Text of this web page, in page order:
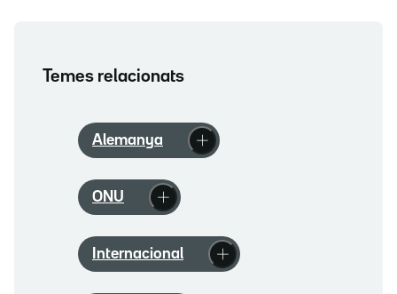
Temes relacionats
Alemanya
ONU
Internacional